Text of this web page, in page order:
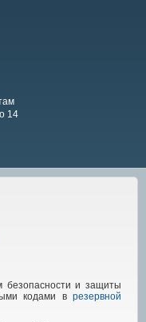
14
безопасности и защиты
кодами в резервной